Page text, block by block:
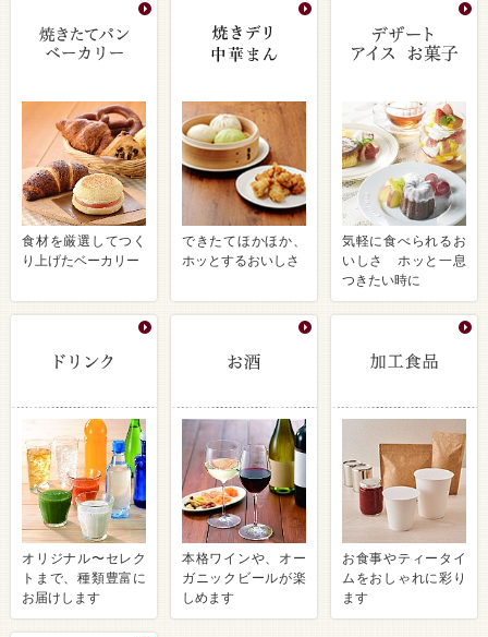
食材を厳選してつく
り上げたベーカリー
できたてほかほか、
ホッとするおいしさ
気軽に食べられるお
いしさ ホッと一息
つきたい時に
オリジナル〜セレク
トまで、種類豊富に
お届けします
本格ワインや、オー
ガニックビールが楽
しめます
お食事やティータイ
ムをおしゃれに彩り
ます